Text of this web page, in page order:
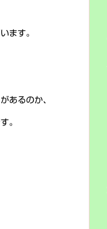
ます。
あるのか、
。